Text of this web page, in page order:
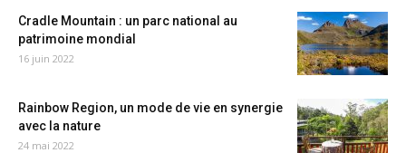
Cradle Mountain : un parc national au
patrimoine mondial
16 juin 2022
Rainbow Region, un mode de vie en synergie
avec la nature
24 mai 2022